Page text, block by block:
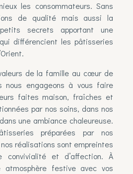
les consommateurs. Sans
de qualité mais aussi la
secrets apportant une
différencient les pâtisseries
de la famille au cœur de
nous engageons à vous faire
faites maison, fraîches et
par nos soins, dans nos
une ambiance chaleureuse.
préparées par nos
réalisations sont empreintes
convivialité et d’affection. À
atmosphère festive avec vos